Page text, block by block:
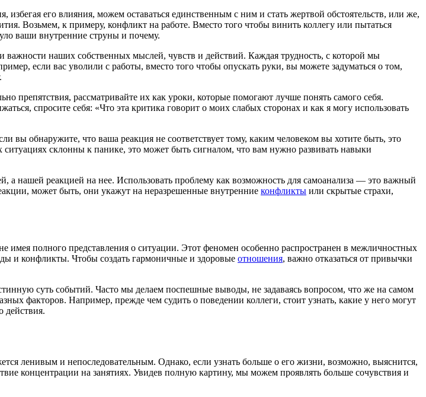
его влияния, можем оставаться единственным с ним и стать жертвой обстоятельств, или же,
Возьмем, к примеру, конфликт на работе. Вместо того чтобы винить коллегу или пытаться
ваши внутренние струны и почему.
наших собственных мыслей, чувств и действий. Каждая трудность, с которой мы
если вас уволили с работы, вместо того чтобы опускать руки, вы можете задуматься о том,
препятствия, рассматривайте их как уроки, которые помогают лучше понять самого себя.
спросите себя: «Что эта критика говорит о моих слабых сторонах и как я могу использовать
вы обнаружите, что ваша реакция не соответствует тому, каким человеком вы хотите быть, это
склонны к панике, это может быть сигналом, что вам нужно развивать навыки
нашей реакцией на нее. Использовать проблему как возможность для самоанализа — это важный
может быть, они укажут на неразрешенные внутренние конфликты или скрытые страхи,
имея полного представления о ситуации. Этот феномен особенно распространен в межличностных
и конфликты. Чтобы создать гармоничные и здоровые отношения, важно отказаться от привычки
суть событий. Часто мы делаем поспешные выводы, не задаваясь вопросом, что же на самом
факторов. Например, прежде чем судить о поведении коллеги, стоит узнать, какие у него могут
действия.
ленивым и непоследовательным. Однако, если узнать больше о его жизни, возможно, выяснится,
концентрации на занятиях. Увидев полную картину, мы можем проявлять больше сочувствия и